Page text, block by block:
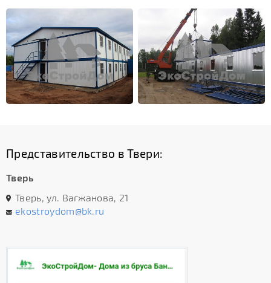
Представительство в Твери:
Тверь
Тверь, ул. Вагжанова, 21
ekostroydom@bk.ru